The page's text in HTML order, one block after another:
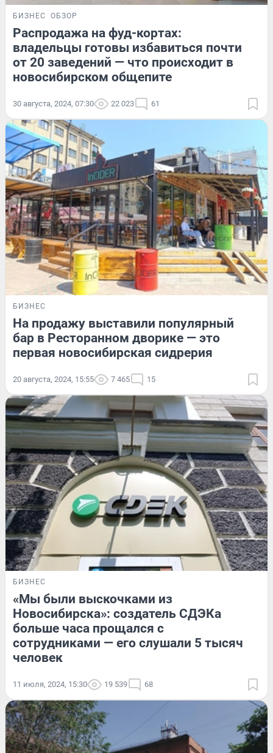
БИЗНЕС ОБЗОР
Распродажа на фуд-кортах:
владельцы готовы избавиться почти
от 20 заведений — что происходит в
новосибирском общепите
30 августа, 2024, 07:30 22 023 61
БИЗНЕС
На продажу выставили популярный
бар в Ресторанном дворике — это
первая новосибирская сидрерия
20 августа, 2024, 15:55 7 465 15
БИЗНЕС
«Мы были выскочками из
Новосибирска»: создатель СДЭКа
больше часа прощался с
сотрудниками — его слушали 5 тысяч
человек
11 июля, 2024, 15:30 19 539 68